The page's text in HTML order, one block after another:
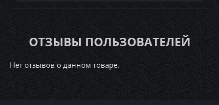
ОТЗЫВЫ ПОЛЬЗОВАТЕЛЕЙ
Нет отзывов о данном товаре.